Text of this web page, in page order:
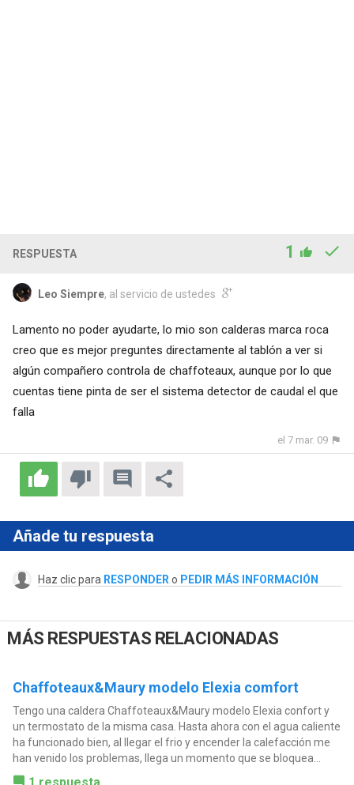
RESPUESTA 1
Leo Siempre, al servicio de ustedes
Lamento no poder ayudarte, lo mio son calderas marca roca
creo que es mejor preguntes directamente al tablón a ver si
algún compañero controla de chaffoteaux, aunque por lo que
cuentas tiene pinta de ser el sistema detector de caudal el que
falla
el 7 mar. 09
Añade tu respuesta
Haz clic para RESPONDER o PEDIR MÁS INFORMACIÓN
MÁS RESPUESTAS RELACIONADAS
Chaffoteaux&Maury modelo Elexia comfort
Tengo una caldera Chaffoteaux&Maury modelo Elexia confort y
un termostato de la misma casa. Hasta ahora con el agua caliente
ha funcionado bien, al llegar el frio y encender la calefacción me
han venido los problemas, llega un momento que se bloquea...